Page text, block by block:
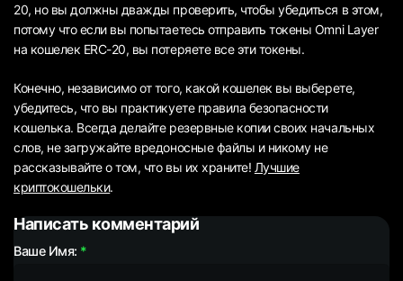
20, но вы должны дважды проверить, чтобы убедиться в этом,
потому что если вы попытаетесь отправить токены Omni Layer
на кошелек ERC-20, вы потеряете все эти токены.
Конечно, независимо от того, какой кошелек вы выберете,
убедитесь, что вы практикуете правила безопасности
кошелька. Всегда делайте резервные копии своих начальных
слов, не загружайте вредоносные файлы и никому не
рассказывайте о том, что вы их храните! Лучшие
криптокошельки.
Написать комментарий
Ваше Имя: